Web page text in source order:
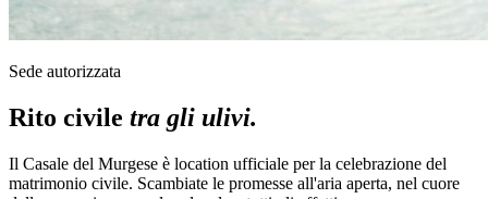
Sede autorizzata
Rito civile tra gli ulivi.
Il Casale del Murgese è location ufficiale per la celebrazione del
matrimonio civile. Scambiate le promesse all'aria aperta, nel cuore